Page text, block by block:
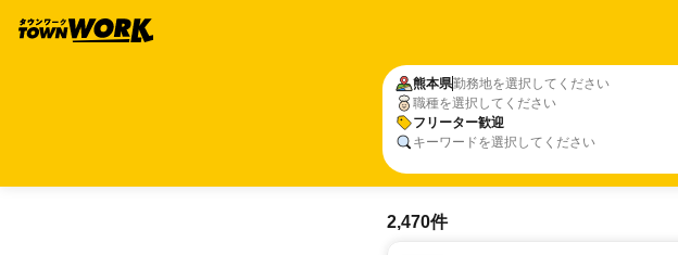
熊本県勤務地を選択してください
職種を選択してください
フリーター歓迎
キーワードを選択してください
2,470件